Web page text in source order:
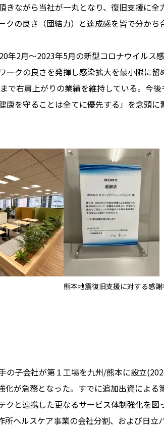
きながら当社が一丸となり、復旧支援に
クの良さ（団結力）と達成感を皆で分か
年2月～2023年5月の新型コロナウイルス
ークの良さを発揮し感染拡大を最小限に
で右肩上がりの業績を維持している。今
康を守ることは全てに優先する」を念頭
熊本地震復旧支援に対する感謝
の子会社が第１工場を九州/熊本に設立
化が急務となった。すでに追加出資によ
クと連携した更なるサービス体制強化を図
所ヘルスケア事業の会社分割、および日